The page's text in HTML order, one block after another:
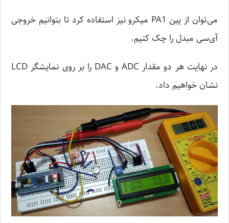
می‌توان از پین PA1 میکرو نیز استفاده کرد تا بتوانیم خروجی
آی‌سی مبدل را چک کنیم.
در نهایت هر دو مقدار ADC و DAC را بر روی نمایشگر LCD
نشان خواهیم داد.